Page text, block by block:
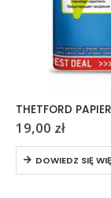
19,00 zł
DOWIEDZ SIĘ